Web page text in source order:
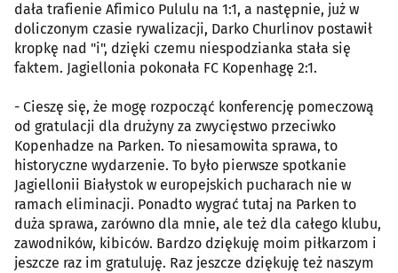
dała trafienie Afimico Pululu na 1:1, a następnie, już w
doliczonym czasie rywalizacji, Darko Churlinov postawił
kropkę nad "i", dzięki czemu niespodzianka stała się
faktem. Jagiellonia pokonała FC Kopenhagę 2:1.
- Cieszę się, że mogę rozpocząć konferencję pomeczową
od gratulacji dla drużyny za zwycięstwo przeciwko
Kopenhadze na Parken. To niesamowita sprawa, to
historyczne wydarzenie. To było pierwsze spotkanie
Jagiellonii Białystok w europejskich pucharach nie w
ramach eliminacji. Ponadto wygrać tutaj na Parken to
duża sprawa, zarówno dla mnie, ale też dla całego klubu,
zawodników, kibiców. Bardzo dziękuję moim piłkarzom i
jeszcze raz im gratuluję. Raz jeszcze dziękuję też naszym